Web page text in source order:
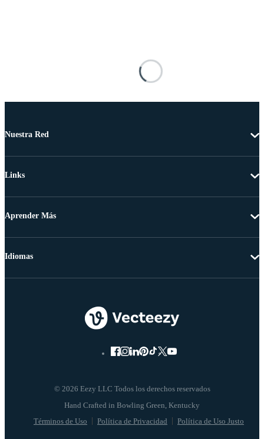
Nuestra Red
Links
Aprender Más
© 2026 Eezy LLC Todos los derechos reservados
Términos de Uso Política de Privacidad Política de Uso Justo
Idiomas